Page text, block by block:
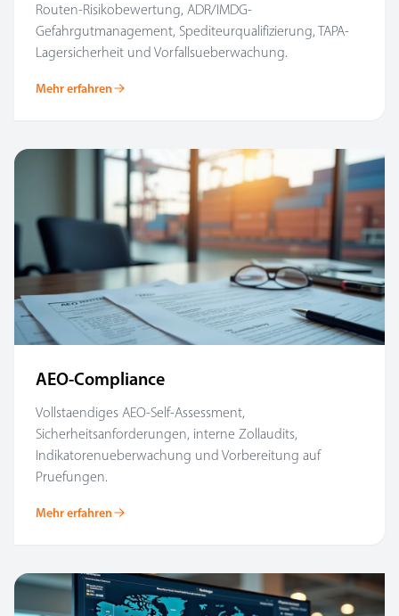
Routen-Risikobewertung, ADR/IMDG-
Gefahrgutmanagement, Spediteurqualifizierung, TAPA-
Lagersicherheit und Vorfallsueberwachung.
Mehr erfahren
AEO-Compliance
Vollstaendiges AEO-Self-Assessment,
Sicherheitsanforderungen, interne Zollaudits,
Indikatorenueberwachung und Vorbereitung auf
Pruefungen.
Mehr erfahren